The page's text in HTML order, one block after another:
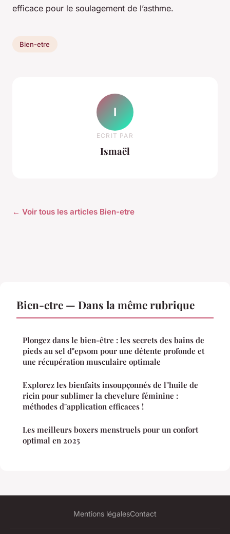
efficace pour le soulagement de l’asthme.
Bien-etre
I
ECRIT PAR
Ismaël
← Voir tous les articles Bien-etre
Bien-etre — Dans la même rubrique
Plongez dans le bien-être : les secrets des bains de
pieds au sel d"epsom pour une détente profonde et
une récupération musculaire optimale
Explorez les bienfaits insoupçonnés de l"huile de
ricin pour sublimer la chevelure féminine :
méthodes d"application efficaces !
Les meilleurs boxers menstruels pour un confort
optimal en 2025
Mentions légalesContact